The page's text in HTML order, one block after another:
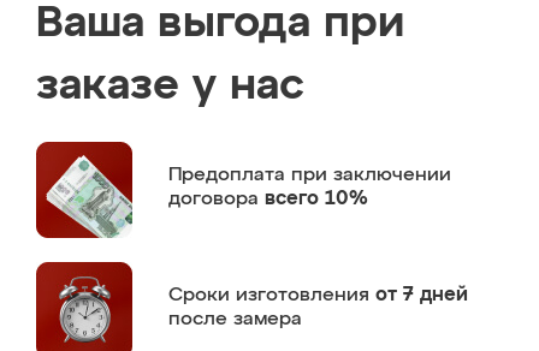
Ваша выгода при
заказе у нас
Предоплата при заключении
договора всего 10%
Сроки изготовления от 7 дней
после замера